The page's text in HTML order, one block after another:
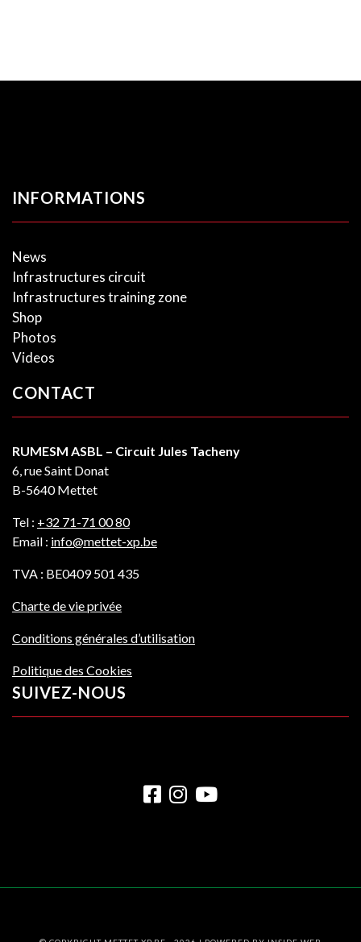
INFORMATIONS
News
Infrastructures circuit
Infrastructures training zone
Shop
Photos
Videos
CONTACT
RUMESM ASBL – Circuit Jules Tacheny
6, rue Saint Donat
B-5640 Mettet
Tel : +32 71-71 00 80
Email : info@mettet-xp.be
TVA : BE0409 501 435
Charte de vie privée
Conditions générales d’utilisation
Politique des Cookies
SUIVEZ-NOUS